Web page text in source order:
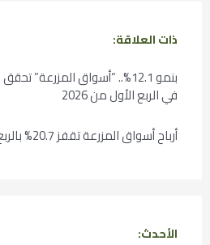
ذات العلاقة:
في الربع الأول من 2026
أرباح أسواق المزرعة تقفز 20.7% بالربع الثاني
الأحدث: